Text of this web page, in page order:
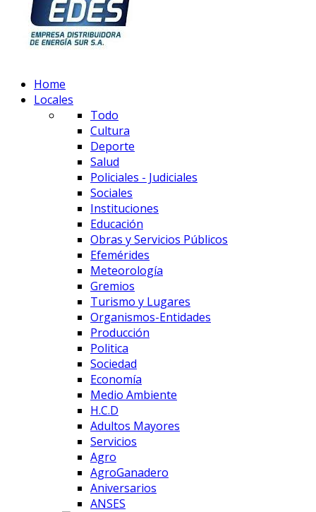
Home
Locales
Todo
Cultura
Deporte
Salud
Policiales - Judiciales
Sociales
Instituciones
Educación
Obras y Servicios Públicos
Efemérides
Meteorología
Gremios
Turismo y Lugares
Organismos-Entidades
Producción
Politica
Sociedad
Economía
Medio Ambiente
H.C.D
Adultos Mayores
Servicios
Agro
AgroGanadero
Aniversarios
ANSES